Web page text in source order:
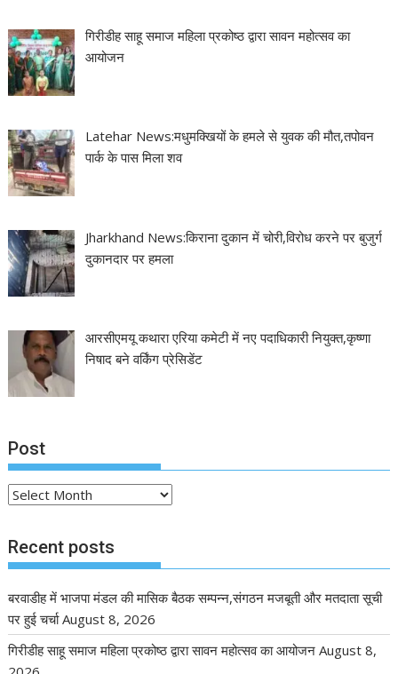
गिरीडीह साहू समाज महिला प्रकोष्ठ द्वारा सावन महोत्सव का
आयोजन
Latehar News:मधुमक्खियों के हमले से युवक की मौत,तपोवन
पार्क के पास मिला शव
Jharkhand News:किराना दुकान में चोरी,विरोध करने पर बुजुर्ग
दुकानदार पर हमला
आरसीएमयू कथारा एरिया कमेटी में नए पदाधिकारी नियुक्त,कृष्णा
निषाद बने वर्किंग प्रेसिडेंट
Post
Post
Recent posts
बरवाडीह में भाजपा मंडल की मासिक बैठक सम्पन्न,संगठन मजबूती और मतदाता सूची
पर हुई चर्चा August 8, 2026
गिरीडीह साहू समाज महिला प्रकोष्ठ द्वारा सावन महोत्सव का आयोजन August 8,